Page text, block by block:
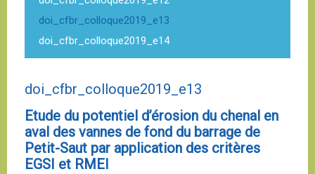
doi_cfbr_colloque2019_e13
doi_cfbr_colloque2019_e14
doi_cfbr_colloque2019_e13
Etude du potentiel d’érosion du chenal en
aval des vannes de fond du barrage de
Petit-Saut par application des critères
EGSI et RMEI